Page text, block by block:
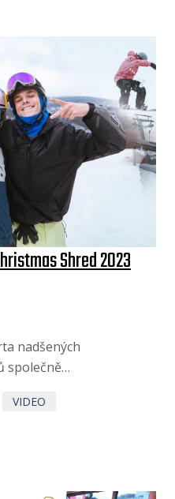
Shred 2023
nadšených
společně…
VIDEO